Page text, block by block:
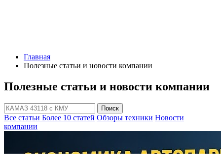
Главная
Полезные статьи и новости компании
Полезные статьи и новости компании
Поиск
Все статьи Более 10 статей Обзоры техники Новости
компании